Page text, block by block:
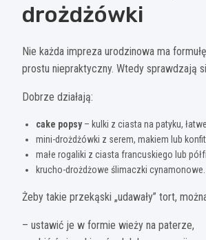
drożdżówki
Nie każda impreza urodzinowa ma
prostu niepraktyczny. Wtedy sprawdzają
Dobrze działają:
cake popsy– kulki z ciasta na patyku,
mini-drożdżówki z serem, makiem lub
małe rogaliki z ciasta francuskiego lub
krucho-drożdżowe ślimaczki cynamonowe.
Żeby takie przekąski „udawały” tort,
– ustawić je w formie wieży na paterze,